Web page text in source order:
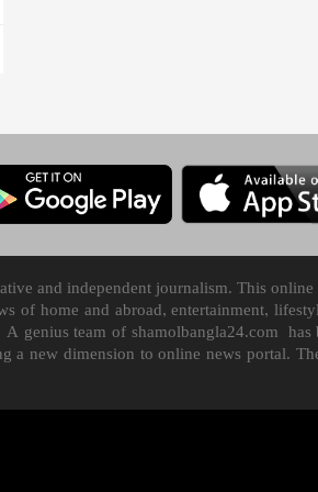
and independent journalism. This online
of home and abroad, entertainment,
genius team of shamolbangla24.com has
a new dimension to online news portal.